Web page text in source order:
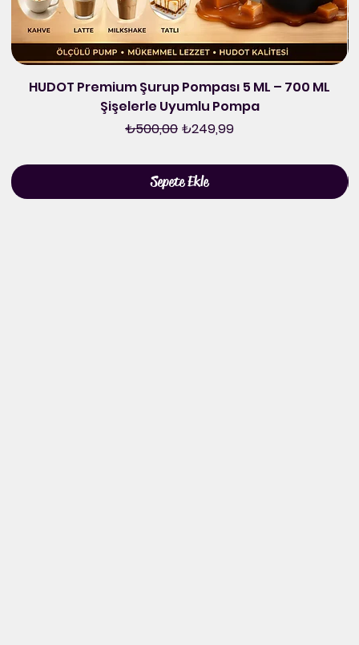
HUDOT Premium Şurup Pompası 5 ML – 700 ML
Şişelerle Uyumlu Pompa
Normal Fiyat
₺500,00 İndirimli Fiyat
₺249,99
Sepete Ekle